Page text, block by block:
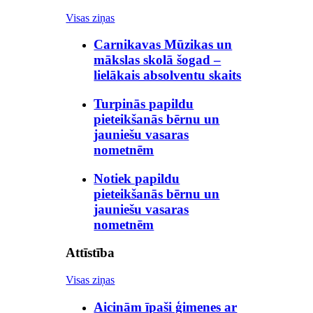
Visas ziņas
Carnikavas Mūzikas un
mākslas skolā šogad –
lielākais absolventu skaits
Turpinās papildu
pieteikšanās bērnu un
jauniešu vasaras
nometnēm
Notiek papildu
pieteikšanās bērnu un
jauniešu vasaras
nometnēm
Attīstība
Visas ziņas
Aicinām īpaši ģimenes ar